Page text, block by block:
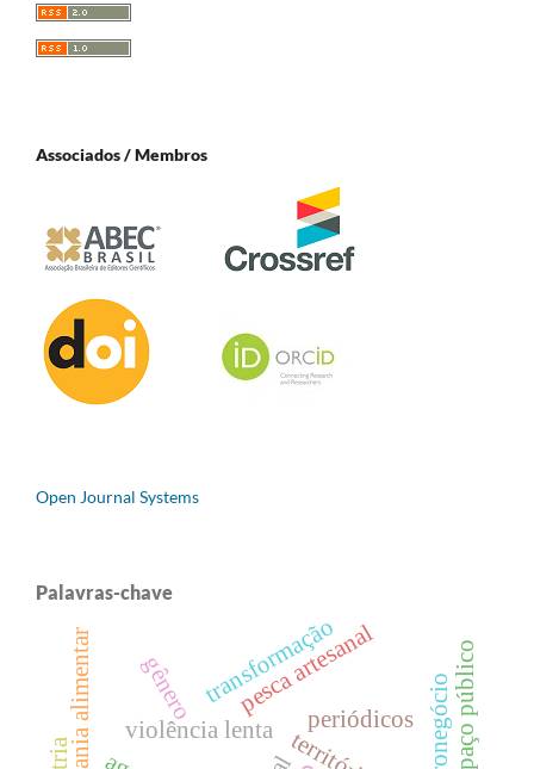
Associados / Membros
Open Journal Systems
Palavras-chave
violência lenta
soberania alimentar gênero pesca artesanal
periódicos agronegócio
transformação espaço público